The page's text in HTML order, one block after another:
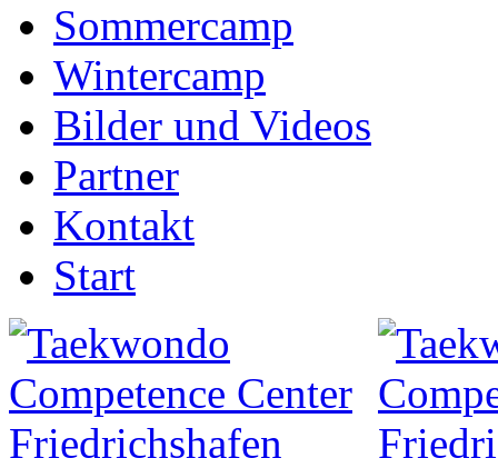
Sommercamp
Wintercamp
Bilder und Videos
Partner
Kontakt
Start